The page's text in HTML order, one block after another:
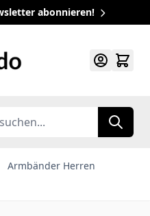
abonnieren!
Armbänder Herren